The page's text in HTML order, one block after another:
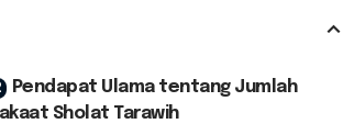
Pendapat Ulama tentang Jumlah
Sholat Tarawih